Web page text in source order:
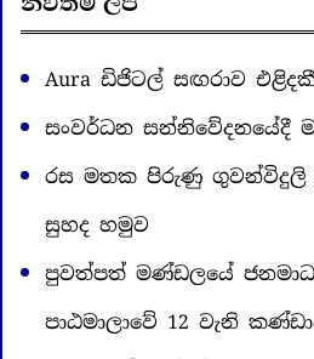
h
Aura ඩිජිටල් සඟරාව
සංවර්ධන සන්නිවේදනයේදී
රස මතක පිරුණු ගුවන්විදුලි
සුහද හමුව
පුවත්පත් මණ්ඩලයේ
පාඨමාලාවේ 12 වැනි